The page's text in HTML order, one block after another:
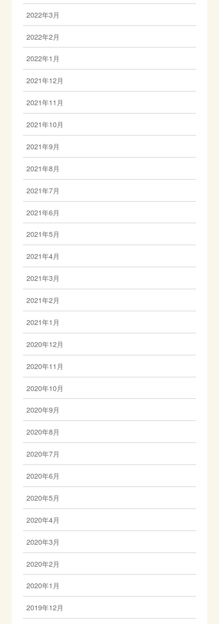
2022年3月
2022年2月
2022年1月
2021年12月
2021年11月
2021年10月
2021年9月
2021年8月
2021年7月
2021年6月
2021年5月
2021年4月
2021年3月
2021年2月
2021年1月
2020年12月
2020年11月
2020年10月
2020年9月
2020年8月
2020年7月
2020年6月
2020年5月
2020年4月
2020年3月
2020年2月
2020年1月
2019年12月